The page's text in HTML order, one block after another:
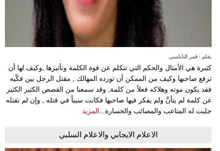
بقلم : قمر النابلسي
كثيرة هي الأمثال والحكم التي تتكلم عن قوة الكلمة وتأثيرها ,وكيف لها أن
ترفع صاحبها وكيف من الممكن أن تورده المهالك , مقتل الرجل بين فكّيه
فقد يكون موته وهلاكه فعلاً من كلمة, وقد سمعنا من القصص الكثير الكثير
عن كلمة لم يتأنَّ ولم يفكر فيها صاحبها فكانت سبباً في قتله , وإن لم تقتله
جلبت له المتاعب والمصائب والخسارة... المزيد
الاعلام الايجابي والاعلام السلبي